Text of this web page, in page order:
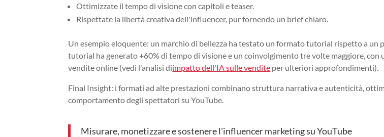
Ottimizzate il tempo di visione con capitoli e teaser.
Rispettate la libertà creativa dell'influencer, pur fornendo un brief chiaro.
Un esempio eloquente: un marchio di bellezza ha testato un formato tutorial rispetto a un
tutorial ha generato +60% di tempo di visione e un coinvolgimento tre volte maggiore,
vendite online (vedi l'analisi diimpatto dell'IA sulle vendite per ulteriori approfondimenti).
Final Insight: i formati ad alte prestazioni combinano struttura narrativa e autenticità,
comportamento degli spettatori su YouTube.
Misurare, monetizzare e sostenere l'influencer marketing su YouTube